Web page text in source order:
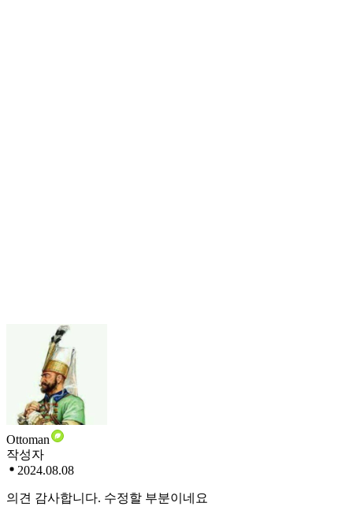
Ottoman
작성자
2024.08.08
의견 감사합니다. 수정할 부분이네요